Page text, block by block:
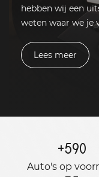
hebben wij een
weten waar we je
Lees meer
+590
Auto's op